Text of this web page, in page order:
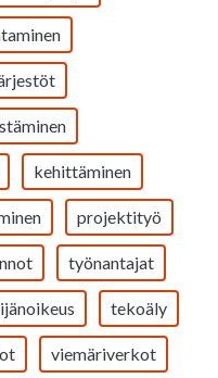
kehittäminen
projektityö
työnantajat
tekoäly
viemäriverkot